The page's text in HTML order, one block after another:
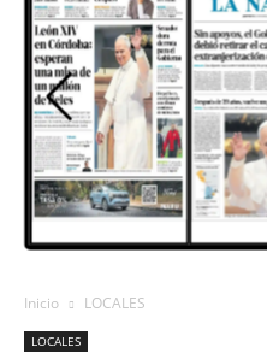
Inicio LOCALES
LOCALES